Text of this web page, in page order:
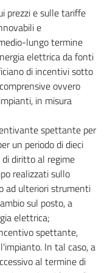
prezzi e sulle tariffe
e
lungo termine
elettrica da fonti
di incentivi sotto
ovvero
in misura
spettante per
un periodo di dieci
diritto al regime
realizzati sullo
ad ulteriori strumenti
sul posto, a
elettrica;
spettante,
In tal caso, a
al termine di